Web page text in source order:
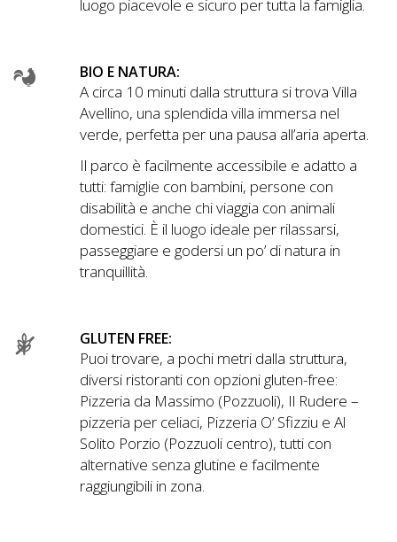
luogo piacevole e sicuro per tutta la famiglia.
BIO E NATURA:
A circa 10 minuti dalla struttura si trova Villa
Avellino, una splendida villa immersa nel
verde, perfetta per una pausa all’aria aperta.
Il parco è facilmente accessibile e adatto a
tutti: famiglie con bambini, persone con
disabilità e anche chi viaggia con animali
domestici. È il luogo ideale per rilassarsi,
passeggiare e godersi un po’ di natura in
tranquillità.
GLUTEN FREE:
Puoi trovare, a pochi metri dalla struttura,
diversi ristoranti con opzioni gluten-free:
Pizzeria da Massimo (Pozzuoli), Il Rudere –
pizzeria per celiaci, Pizzeria O’ Sfizziu e Al
Solito Porzio (Pozzuoli centro), tutti con
alternative senza glutine e facilmente
raggiungibili in zona.